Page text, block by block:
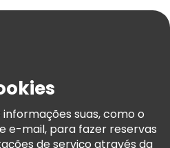
suas, como o
e-mail, para fazer reservas
de serviço através da